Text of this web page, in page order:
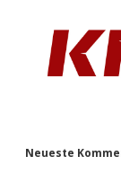
Neueste